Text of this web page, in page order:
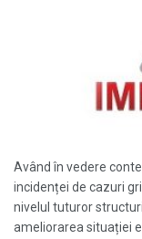
Având în vedere
incidenței de cazuri
nivelul tuturor
ameliorarea situației